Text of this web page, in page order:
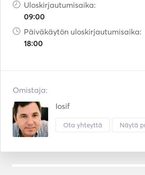
Uloskirjautumisaika:
09:00
Päiväkäytön uloskirjautumisaika:
18:00
Omistaja:
Iosif
Ota yhteyttä Näytä